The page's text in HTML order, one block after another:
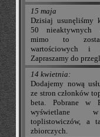
15 maja
Dzisiaj usunęliśmy
50 nieaktywnych
mimo to
wartościowych i
Zapraszamy do
14 kwietnia:
Dodajemy nową
ze stron członków
beta. Pobrane w
wyświetlane w
toplistowiczów, a
zbiorczych.